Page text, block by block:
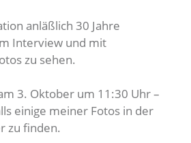
anläßlich 30 Jahre
Interview und mit
zu sehen.
3. Oktober um 11:30 Uhr –
einige meiner Fotos in der
zu finden.